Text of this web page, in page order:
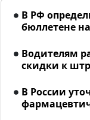
В РФ
бюллетене
Водителям
скидки к
В России